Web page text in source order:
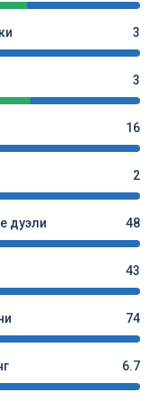
3
3
16
2
дуэли 48
43
74
6.7